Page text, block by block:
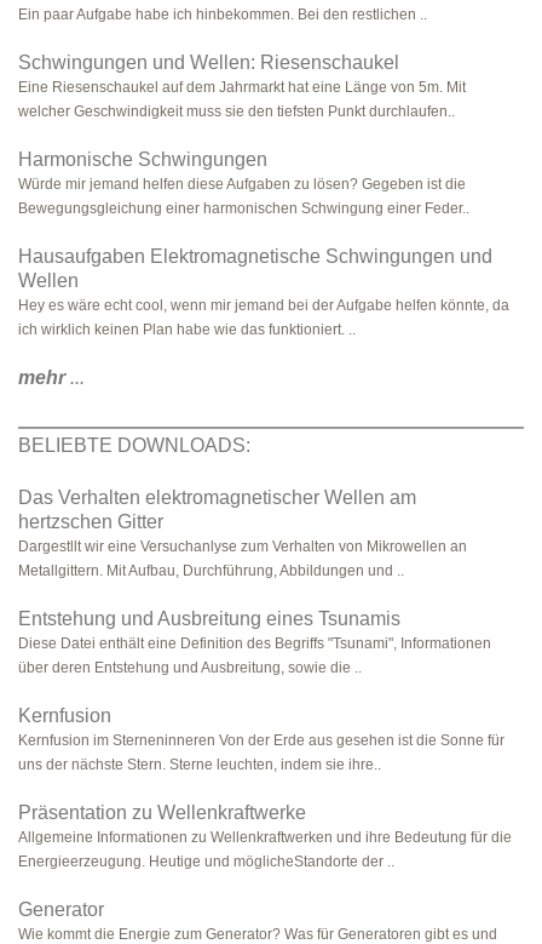
Ein paar Aufgabe habe ich hinbekommen. Bei den restlichen ..
Schwingungen und Wellen: Riesenschaukel
Eine Riesenschaukel auf dem Jahrmarkt hat eine Länge von 5m. Mit
welcher Geschwindigkeit muss sie den tiefsten Punkt durchlaufen..
Harmonische Schwingungen
Würde mir jemand helfen diese Aufgaben zu lösen? Gegeben ist die
Bewegungsgleichung einer harmonischen Schwingung einer Feder..
Hausaufgaben Elektromagnetische Schwingungen und
Wellen
Hey es wäre echt cool, wenn mir jemand bei der Aufgabe helfen könnte, da
ich wirklich keinen Plan habe wie das funktioniert. ..
mehr...
BELIEBTE DOWNLOADS:
Das Verhalten elektromagnetischer Wellen am
hertzschen Gitter
Dargestllt wir eine Versuchanlyse zum Verhalten von Mikrowellen an
Metallgittern. Mit Aufbau, Durchführung, Abbildungen und ..
Entstehung und Ausbreitung eines Tsunamis
Diese Datei enthält eine Definition des Begriffs "Tsunami", Informationen
über deren Entstehung und Ausbreitung, sowie die ..
Kernfusion
Kernfusion im Sterneninneren Von der Erde aus gesehen ist die Sonne für
uns der nächste Stern. Sterne leuchten, indem sie ihre..
Präsentation zu Wellenkraftwerke
Allgemeine Informationen zu Wellenkraftwerken und ihre Bedeutung für die
Energieerzeugung. Heutige und möglicheStandorte der ..
Generator
Wie kommt die Energie zum Generator? Was für Generatoren gibt es und